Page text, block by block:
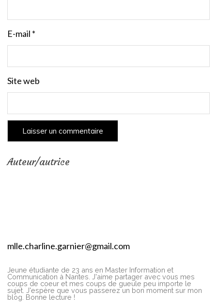
E-mail *
Site web
Auteur/autrice
mlle.charline.garnier@gmail.com
Jeune étudiante de 23 ans en Master Information et
Communication à Nantes. J'aime partager avec vous mes
coups de coeur et mes coups de gueule peu importe le
sujet. J'espère que vous passerez un bon moment sur mon
blog. Bonne lecture !